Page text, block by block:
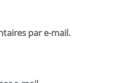
par e-mail.